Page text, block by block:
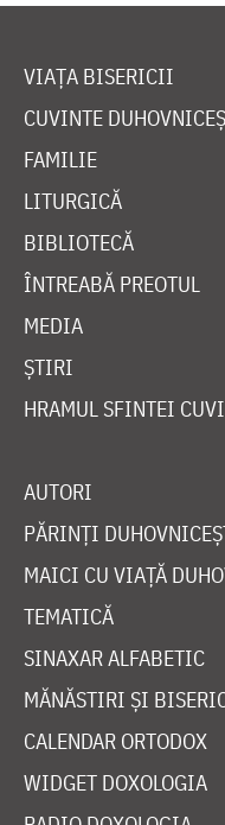
VIAȚA BISERICII
CUVINTE
FAMILIE
LITURGICĂ
BIBLIOTECĂ
ÎNTREABĂ PREOTUL
MEDIA
ȘTIRI
HRAMUL SFINTEI
AUTORI
PĂRINȚI
MAICI CU VIAȚĂ
TEMATICĂ
SINAXAR ALFABETIC
MĂNĂSTIRI ȘI
CALENDAR ORTODOX
WIDGET DOXOLOGIA